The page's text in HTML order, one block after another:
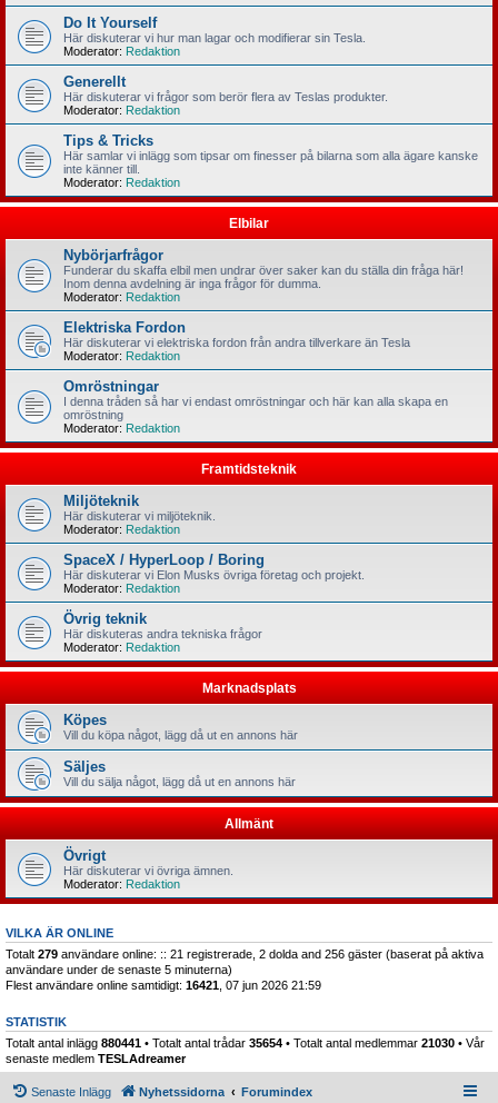
Do It Yourself
Här diskuterar vi hur man lagar och modifierar sin Tesla.
Moderator: Redaktion
Generellt
Här diskuterar vi frågor som berör flera av Teslas produkter.
Moderator: Redaktion
Tips & Tricks
Här samlar vi inlägg som tipsar om finesser på bilarna som alla ägare kanske
inte känner till.
Moderator: Redaktion
Elbilar
Nybörjarfrågor
Funderar du skaffa elbil men undrar över saker kan du ställa din fråga här!
Inom denna avdelning är inga frågor för dumma.
Moderator: Redaktion
Elektriska Fordon
Här diskuterar vi elektriska fordon från andra tillverkare än Tesla
Moderator: Redaktion
Omröstningar
I denna tråden så har vi endast omröstningar och här kan alla skapa en
omröstning
Moderator: Redaktion
Framtidsteknik
Miljöteknik
Här diskuterar vi miljöteknik.
Moderator: Redaktion
SpaceX / HyperLoop / Boring
Här diskuterar vi Elon Musks övriga företag och projekt.
Moderator: Redaktion
Övrig teknik
Här diskuteras andra tekniska frågor
Moderator: Redaktion
Marknadsplats
Köpes
Vill du köpa något, lägg då ut en annons här
Säljes
Vill du sälja något, lägg då ut en annons här
Allmänt
Övrigt
Här diskuterar vi övriga ämnen.
Moderator: Redaktion
VILKA ÄR ONLINE
Totalt 279 användare online: :: 21 registrerade, 2 dolda and 256 gäster (baserat på aktiva
användare under de senaste 5 minuterna)
Flest användare online samtidigt: 16421 , 07 jun 2026 21:59
STATISTIK
Totalt antal inlägg 880441 • Totalt antal trådar 35654 • Totalt antal medlemmar 21030 • Vår
senaste medlem TESLAdreamer
Senaste Inlägg Nyhetssidorna Forumindex